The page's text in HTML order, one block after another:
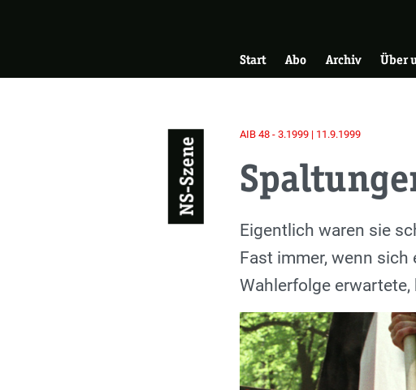
Hauptnavigation
Start Abo Archiv Über
NS-Szene
AIB 48 - 3.1999 | 11.9.1999
Einleitung
Eigentlich waren sie
Fast immer, wenn
Wahlerfolge